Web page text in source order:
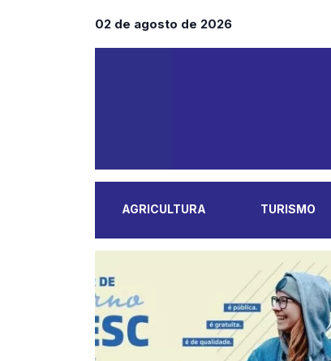
02 de agosto de 2026
AGRICULTURA TURISMO